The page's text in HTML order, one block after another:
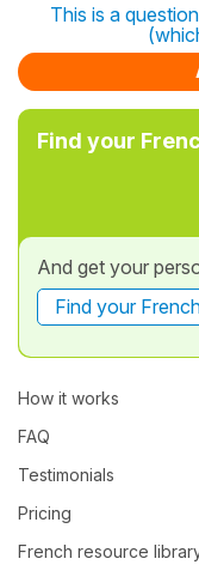
This is a
Find your
And get your
Find your
How it works
FAQ
Testimonials
Pricing
French resource